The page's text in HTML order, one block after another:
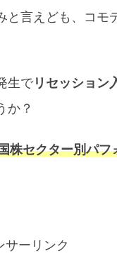
言えども、コモ
生でリセッション
か？
株セクター別パフ
サーリンク